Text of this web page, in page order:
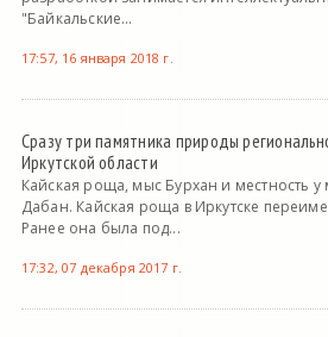
"Байкальские...
17:57, 16 января 2018 г.
Сразу три памятника природы
Иркутской области
Кайская роща, мыс Бурхан и местность
Дабан. Кайская роща в Иркутске
Ранее она была под...
17:32, 07 декабря 2017 г.